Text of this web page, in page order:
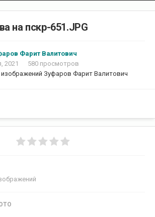
на пскр-651.JPG
Фарит Валитович
2021
580 просмотров
Зуфаров Фарит Валитович